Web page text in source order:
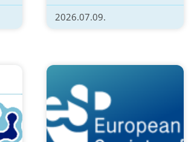
2026.07.09.